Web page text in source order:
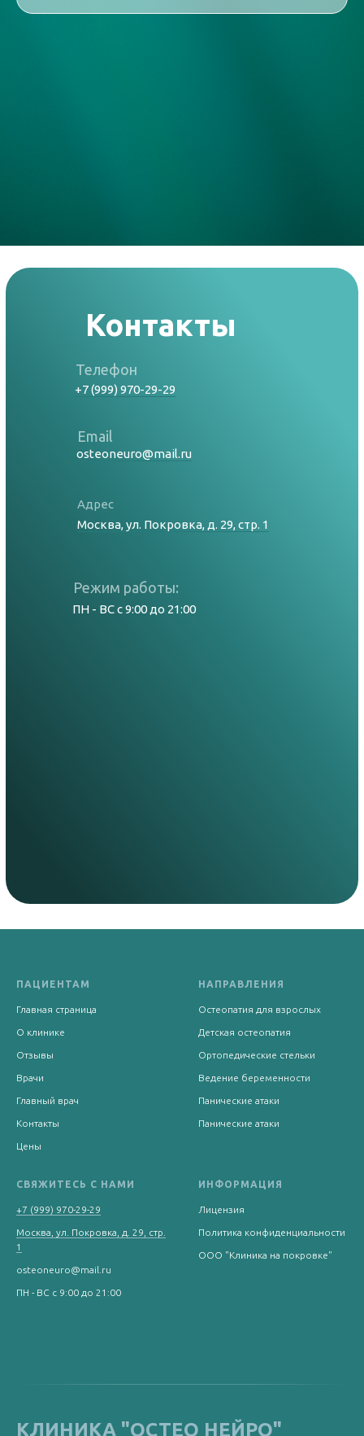
Контакты
Телефон
Адрес
Москва, ул. Покровка, д. 29, стр. 1
Email
osteoneuro@mail.ru
Режим работы:
ПН - ВС с 9:00 до 21:00
+7 (999) 970-29-29
ПАЦИЕНТАМ
Главная страница
О клинике
Отзывы
Врачи
Главный врач
Контакты
Цены
НАПРАВЛЕНИЯ
Остеопатия для взрослых
Детская остеопатия
Ортопедические стельки
Ведение беременности
Панические атаки
Панические атаки
СВЯЖИТЕСЬ С НАМИ
+7 (999) 970-29-29
Москва, ул. Покровка, д. 29, стр.
1
osteoneuro@mail.ru
ПН - ВС с 9:00 до 21:00
ИНФОРМАЦИЯ
Лицензия
Политика конфиденциальности
ООО "Клиника на покровке"
КЛИНИКА "ОСТЕО НЕЙРО"